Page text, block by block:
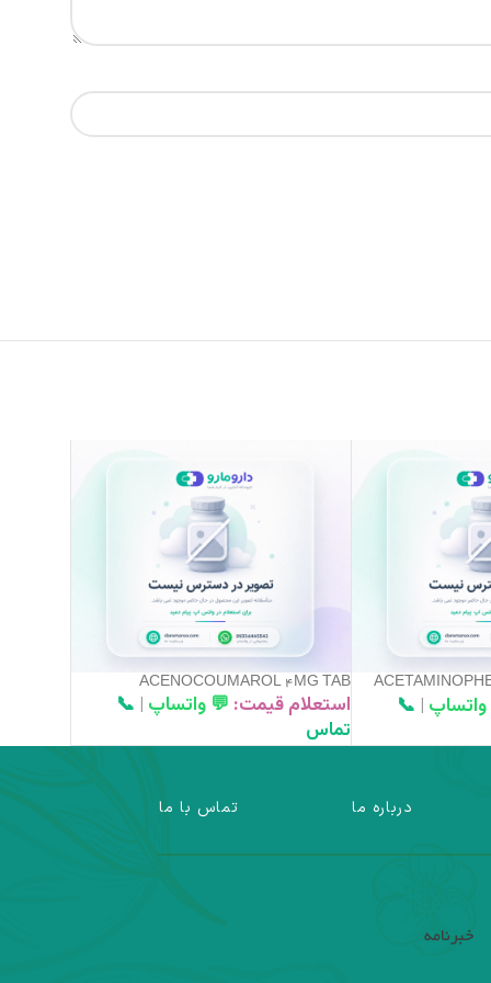
|
📞
ACENOCOUMAROL 4MG TAB
استعلام قیمت: 💬 واتساپ |
📞
تماس
درباره ما تماس با ما
خبرنامه